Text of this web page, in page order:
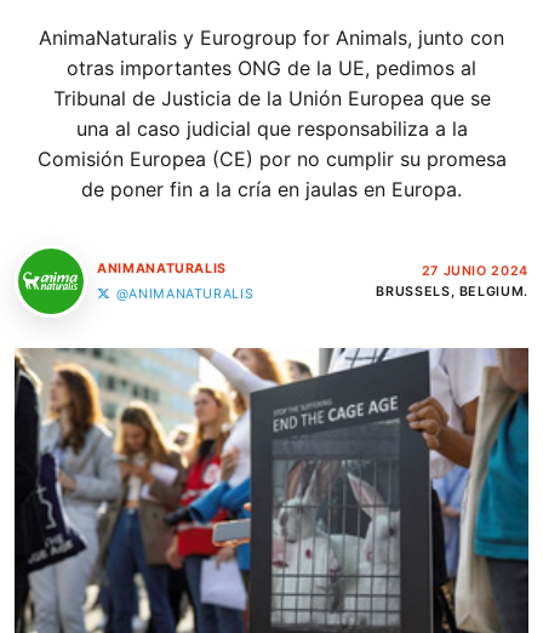
AnimaNaturalis y Eurogroup for Animals, junto con
otras importantes ONG de la UE, pedimos al
Tribunal de Justicia de la Unión Europea que se
una al caso judicial que responsabiliza a la
Comisión Europea (CE) por no cumplir su promesa
de poner fin a la cría en jaulas en Europa.
ANIMANATURALIS
@ANIMANATURALIS
27 JUNIO 2024
BRUSSELS, BELGIUM.